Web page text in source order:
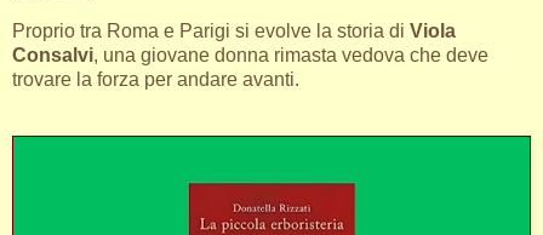
Proprio tra Roma e Parigi si evolve la storia di Viola
Consalvi, una giovane donna rimasta vedova che deve
trovare la forza per andare avanti.